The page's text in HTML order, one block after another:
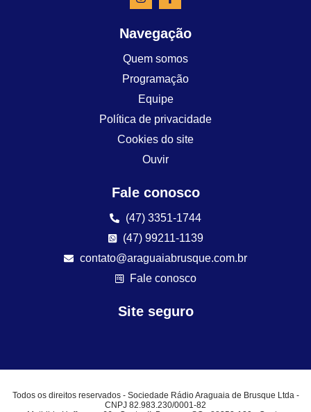
Navegação
Quem somos
Programação
Equipe
Política de privacidade
Cookies do site
Ouvir
Fale conosco
(47) 3351-1744
(47) 99211-1139
contato@araguaiabrusque.com.br
Fale conosco
Site seguro
Todos os direitos reservados - Sociedade Rádio Araguaia de Brusque Ltda -
CNPJ 82.983.230/0001-82